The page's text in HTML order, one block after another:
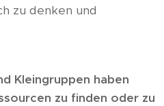
zu denken und
Kleingruppen haben
zu finden oder zu